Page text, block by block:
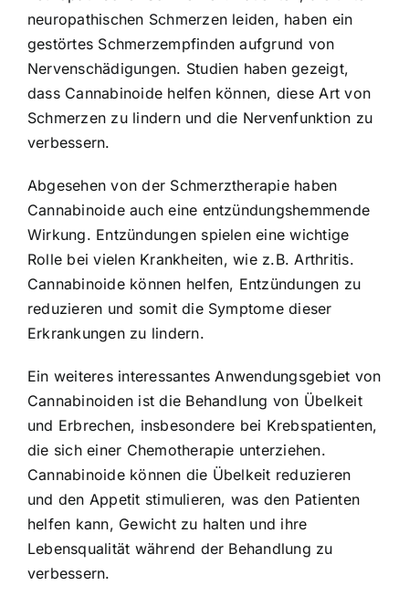
neuropathischen Schmerzen leiden, haben ein
gestörtes Schmerzempfinden aufgrund von
Nervenschädigungen. Studien haben gezeigt,
dass Cannabinoide helfen können, diese Art von
Schmerzen zu lindern und die Nervenfunktion zu
verbessern.
Abgesehen von der Schmerztherapie haben
Cannabinoide auch eine entzündungshemmende
Wirkung. Entzündungen spielen eine wichtige
Rolle bei vielen Krankheiten, wie z.B. Arthritis.
Cannabinoide können helfen, Entzündungen zu
reduzieren und somit die Symptome dieser
Erkrankungen zu lindern.
Ein weiteres interessantes Anwendungsgebiet von
Cannabinoiden ist die Behandlung von Übelkeit
und Erbrechen, insbesondere bei Krebspatienten,
die sich einer Chemotherapie unterziehen.
Cannabinoide können die Übelkeit reduzieren
und den Appetit stimulieren, was den Patienten
helfen kann, Gewicht zu halten und ihre
Lebensqualität während der Behandlung zu
verbessern.